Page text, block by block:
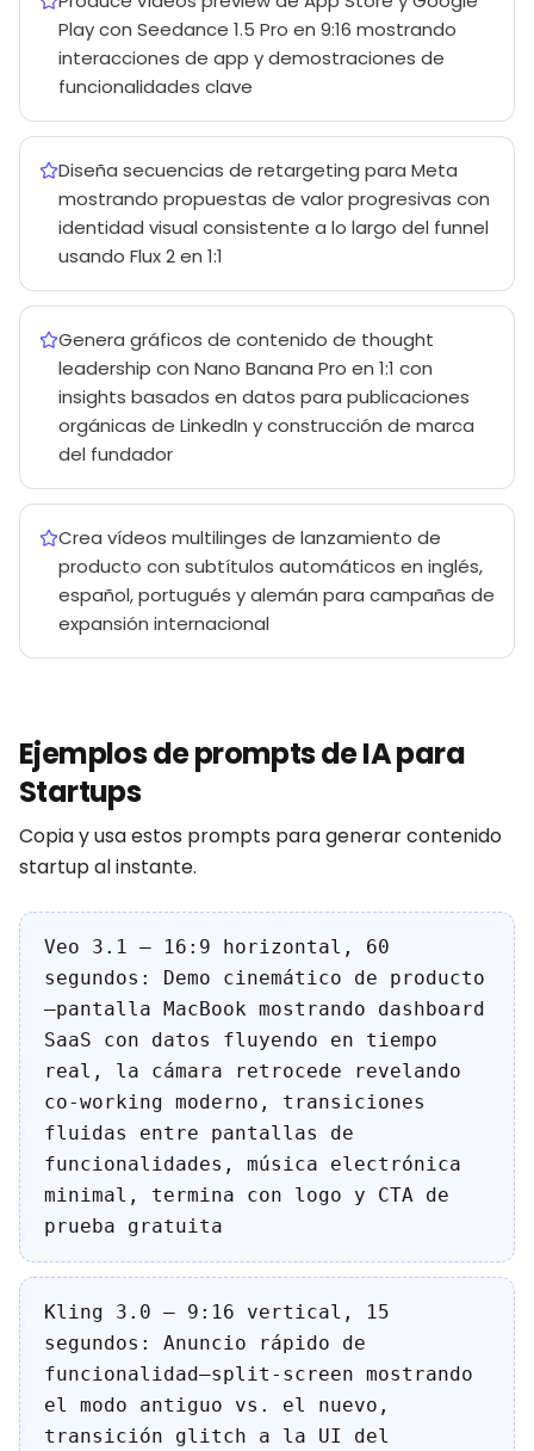
Play con Seedance 1.5 Pro en 9:16 mostrando
interacciones de app y demostraciones de
funcionalidades clave
Diseña secuencias de retargeting para Meta
mostrando propuestas de valor progresivas con
identidad visual consistente a lo largo del funnel
usando Flux 2 en 1:1
Genera gráficos de contenido de thought
leadership con Nano Banana Pro en 1:1 con
insights basados en datos para publicaciones
orgánicas de LinkedIn y construcción de marca
del fundador
Crea vídeos multilinges de lanzamiento de
producto con subtítulos automáticos en inglés,
español, portugués y alemán para campañas de
expansión internacional
Ejemplos de prompts de IA para
Startups
Copia y usa estos prompts para generar contenido
startup al instante.
Veo 3.1 — 16:9 horizontal, 60
segundos: Demo cinemático de producto
—pantalla MacBook mostrando dashboard
SaaS con datos fluyendo en tiempo
real, la cámara retrocede revelando
co-working moderno, transiciones
fluidas entre pantallas de
funcionalidades, música electrónica
minimal, termina con logo y CTA de
prueba gratuita
Kling 3.0 — 9:16 vertical, 15
segundos: Anuncio rápido de
funcionalidad—split-screen mostrando
el modo antiguo vs. el nuevo,
transición glitch a la UI del